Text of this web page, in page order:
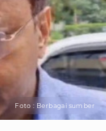
Foto : Berbagai sumber